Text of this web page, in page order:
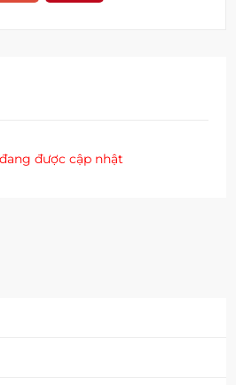
được cập nhật